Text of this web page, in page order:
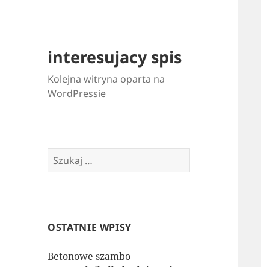
interesujacy spis
Kolejna witryna oparta na
WordPressie
Szukaj:
OSTATNIE WPISY
Betonowe szambo –